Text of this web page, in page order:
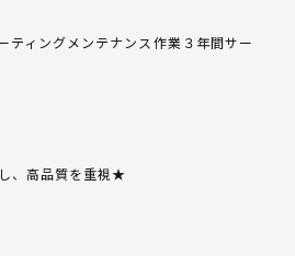
ィングメンテナンス作業３年間サー
、高品質を重視★